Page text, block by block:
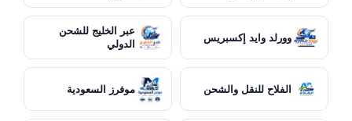
وورلد وايد إكسبريس
عبر الخليج للشحن
الدولي
الفلاح للنقل والشحن موفرز السعودية